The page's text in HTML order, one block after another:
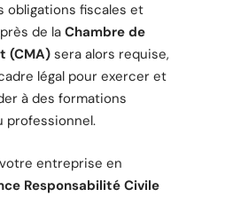
obligations fiscales et
de la Chambre de
(CMA) sera alors requise,
légal pour exercer et
à des formations
professionnel.
entreprise en
Responsabilité Civile